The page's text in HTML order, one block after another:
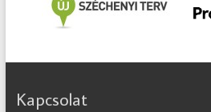
Kapcsolat